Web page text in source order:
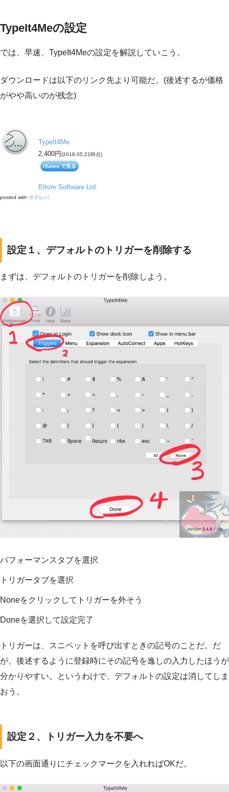
TypeIt4Meの設定
では、早速、TypeIt4Meの設定を解説していこう。
ダウンロードは以下のリンク先より可能だ。(後述するが価格
がやや高いのが残念)
TypeIt4Me
2,400円(2018.05.21時点)
iTunes で見る
Ettore Software Ltd.
posted with ポチレバ
設定１、デフォルトのトリガーを削除する
まずは、デフォルトのトリガーを削除しよう。
パフォーマンスタブを選択
トリガータブを選択
Noneをクリックしてトリガーを外そう
Doneを選択して設定完了
トリガーは、スニペットを呼び出すときの記号のことだ。だ
が、後述するように登録時にその記号を逸しの入力したほうが
分かりやすい。というわけで、デフォルトの設定は消してしま
おう。
設定２、トリガー入力を不要へ
以下の画面通りにチェックマークを入れればOKだ。